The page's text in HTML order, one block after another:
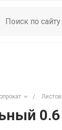
/
0.6